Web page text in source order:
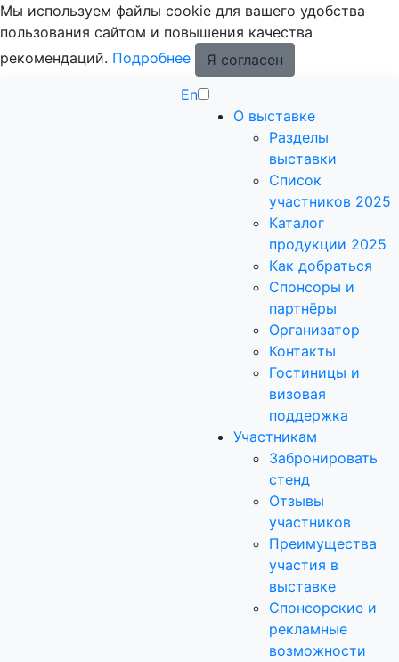
Мы используем файлы cookie для вашего удобства
пользования сайтом и повышения качества
рекомендаций. Подробнее
Я согласен
En
О выставке
Разделы
выставки
Список
участников 2025
Каталог
продукции 2025
Как добраться
Спонсоры и
партнёры
Организатор
Контакты
Гостиницы и
визовая
поддержка
Участникам
Забронировать
стенд
Отзывы
участников
Преимущества
участия в
выставке
Спонсорские и
рекламные
возможности